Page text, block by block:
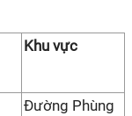
Khu vực
Đường Phùng